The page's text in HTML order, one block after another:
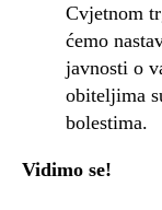
Cvjetnom
ćemo
javnosti o
obiteljima
bolestima.
Vidimo se!